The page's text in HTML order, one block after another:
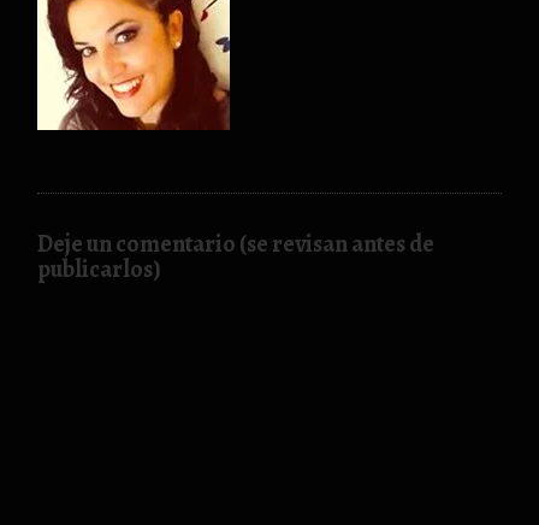
Deje un comentario (se revisan antes de
publicarlos)